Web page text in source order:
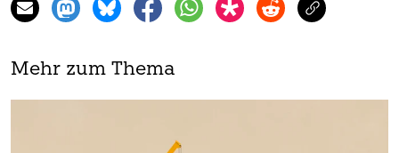
Mehr zum Thema